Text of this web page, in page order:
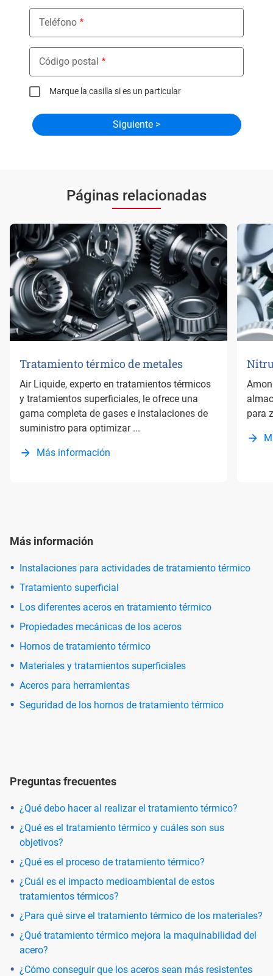
Teléfono
Código postal
Marque la casilla si es un particular
Páginas relacionadas
Tratamiento térmico de metales
Air Liquide, experto en tratamientos térmicos
y tratamientos superficiales, le ofrece una
gama completa de gases e instalaciones de
suministro para optimizar ...
Más información
para
Más información
Instalaciones para actividades de tratamiento térmico
Tratamiento superficial
Los diferentes aceros en tratamiento térmico
Propiedades mecánicas de los aceros
Hornos de tratamiento térmico
Materiales y tratamientos superficiales
Aceros para herramientas
Seguridad de los hornos de tratamiento térmico
Preguntas frecuentes
¿Qué debo hacer al realizar el tratamiento térmico?
¿Qué es el tratamiento térmico y cuáles son sus
objetivos?
¿Qué es el proceso de tratamiento térmico?
¿Cuál es el impacto medioambiental de estos
tratamientos térmicos?
¿Para qué sirve el tratamiento térmico de los materiales?
¿Qué tratamiento térmico mejora la maquinabilidad del
acero?
¿Cómo conseguir que los aceros sean más resistentes